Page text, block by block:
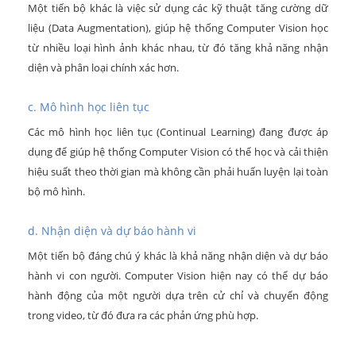
Một tiến bộ khác là việc sử dụng các kỹ thuật tăng cường dữ
liệu (Data Augmentation), giúp hệ thống Computer Vision học
từ nhiều loại hình ảnh khác nhau, từ đó tăng khả năng nhận
diện và phân loại chính xác hơn.
c. Mô hình học liên tục
Các mô hình học liên tục (Continual Learning) đang được áp
dụng để giúp hệ thống Computer Vision có thể học và cải thiện
hiệu suất theo thời gian mà không cần phải huấn luyện lại toàn
bộ mô hình.
d. Nhận diện và dự báo hành vi
Một tiến bộ đáng chú ý khác là khả năng nhận diện và dự báo
hành vi con người. Computer Vision hiện nay có thể dự báo
hành động của một người dựa trên cử chỉ và chuyển động
trong video, từ đó đưa ra các phản ứng phù hợp.